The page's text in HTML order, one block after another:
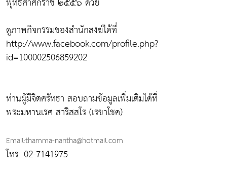
ดูภาพกิจกรรมของสำนักสงฆ์ได้ที่
http://www.facebook.com/profile.php?
id=100002506859202
ท่านผู้มีจิตศรัทธา สอบถามข้อมูลเพิ่มเติมได้ที่
พระมหานเรศ สาริสฺสโร (เรขาโชค)
Email:thamma-nantha@hotmail.com
โทร: 02-7141975